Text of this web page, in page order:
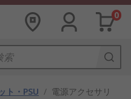
0
ト・PSU / 電源アクセサリ